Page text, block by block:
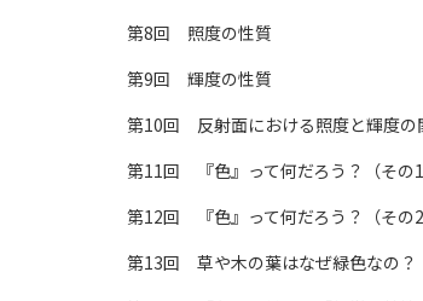
第8回 照度の性質
第9回 輝度の性質
第10回 反射面における照度と輝度の
第11回 『色』って何だろう？（その1
第12回 『色』って何だろう？（その2
第13回 草や木の葉はなぜ緑色なの？